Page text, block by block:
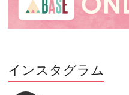
インスタグラム